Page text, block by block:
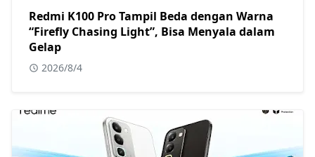
Redmi K100 Pro Tampil Beda dengan Warna
“Firefly Chasing Light”, Bisa Menyala dalam
Gelap
2026/8/4